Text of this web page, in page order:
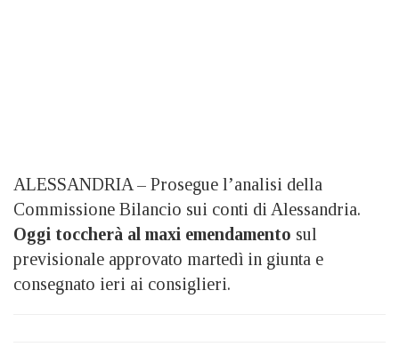
ALESSANDRIA – Prosegue l’analisi della
Commissione Bilancio sui conti di Alessandria.
Oggi toccherà al maxi emendamento sul
previsionale approvato martedì in giunta e
consegnato ieri ai consiglieri.